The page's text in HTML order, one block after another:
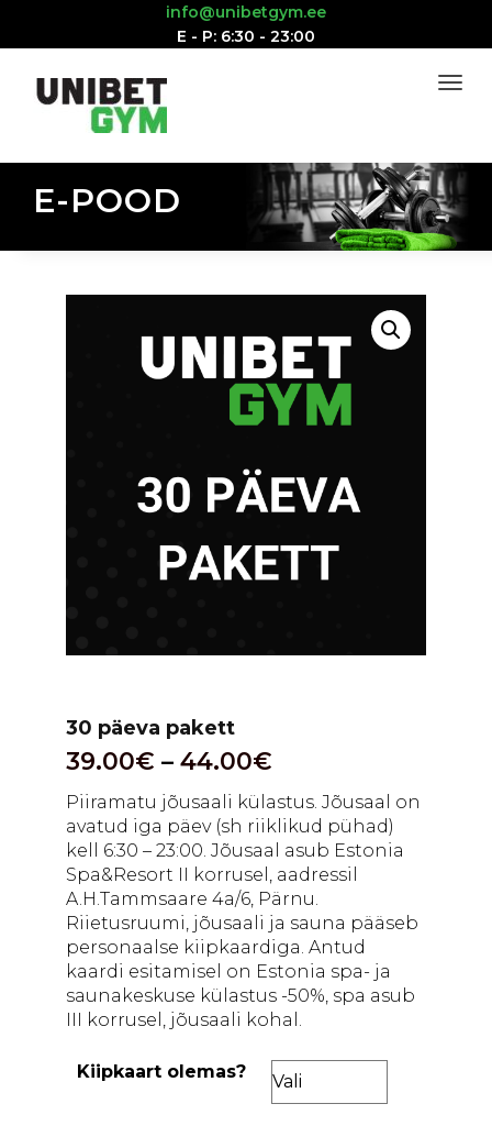
info@unibetgym.ee
E - P: 6:30 - 23:00
30 päeva pakett
39.00€ – 44.00€
Piiramatu jõusaali külastus. Jõusaal on
avatud iga päev (sh riiklikud pühad)
kell 6:30 – 23:00. Jõusaal asub Estonia
Spa&Resort II korrusel, aadressil
A.H.Tammsaare 4a/6, Pärnu.
Riietusruumi, jõusaali ja sauna pääseb
personaalse kiipkaardiga. Antud
kaardi esitamisel on Estonia spa- ja
saunakeskuse külastus -50%, spa asub
III korrusel, jõusaali kohal.
Kiipkaart olemas?